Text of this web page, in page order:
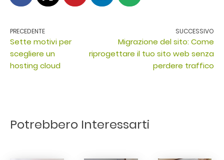
articoli
PRECEDENTE
Sette motivi per
scegliere un
hosting cloud
SUCCESSIVO
Migrazione del sito: Come
riprogettare il tuo sito web senza
perdere traffico
Potrebbero Interessarti